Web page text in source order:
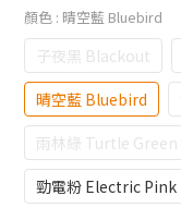
顏色 : 晴空藍 Bluebird
子夜黑 Blackout
晴空藍 Bluebird
雨林綠 Turtle Green
勁電粉 Electric Pink